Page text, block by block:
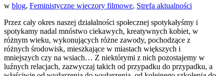
w blog, Feministyczne wieczory filmowe, Strefa aktualności
Przez cały okres naszej działalności społecznej spotykałyśmy i
spotykamy nadal mnóstwo ciekawych, kreatywnych kobiet, w
różnym wieku, wykonujących różne zawody, pochodzące z
różnych środowisk, mieszkające w miastach większych i
mniejszych czy na wsiach… Z niektórymi z nich pozostajemy w
luźnych relacjach, zazwyczaj takich od przypadku do przypadku, a